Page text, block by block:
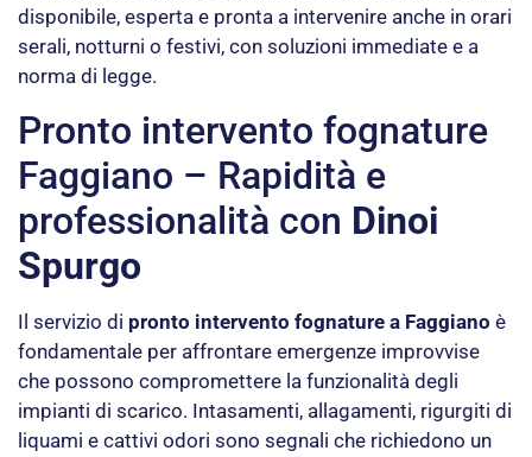
disponibile, esperta e pronta a intervenire anche in orari
serali, notturni o festivi, con soluzioni immediate e a
norma di legge.
Pronto intervento fognature
Faggiano – Rapidità e
professionalità con Dinoi
Spurgo
Il servizio di pronto intervento fognature a Faggiano è
fondamentale per affrontare emergenze improvvise
che possono compromettere la funzionalità degli
impianti di scarico. Intasamenti, allagamenti, rigurgiti di
liquami e cattivi odori sono segnali che richiedono un